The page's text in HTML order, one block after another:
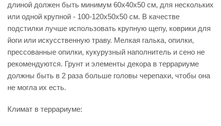
длиной должен быть минимум 60х40х50 см, для нескольких
или одной крупной - 100-120х50х50 см. В качестве
подстилки лучше использовать крупную щепу, коврики для
йоги или искусственную траву. Мелкая галька, опилки,
прессованные опилки, кукурузный наполнитель и сено не
рекомендуются. Грунт и элементы декора в террариуме
должны быть в 2 раза больше головы черепахи, чтобы она
не могла их есть.
Климат в террариуме: